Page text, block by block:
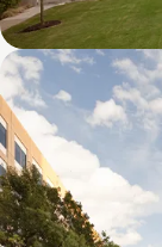
Galatyn C-